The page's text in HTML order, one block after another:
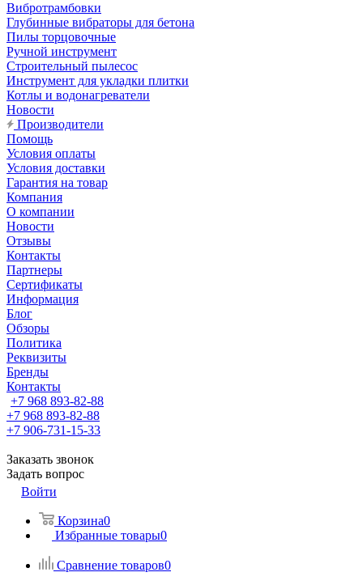
Вибротрамбовки
Глубинные вибраторы для бетона
Пилы торцовочные
Ручной инструмент
Строительный пылесос
Инструмент для укладки плитки
Котлы и водонагреватели
Новости
Производители
Помощь
Условия оплаты
Условия доставки
Гарантия на товар
Компания
О компании
Новости
Отзывы
Контакты
Партнеры
Сертификаты
Информация
Блог
Обзоры
Политика
Реквизиты
Бренды
Контакты
+7 968 893-82-88
+7 968 893-82-88
+7 906-731-15-33
Заказать звонок
Задать вопрос
Войти
Корзина0
Избранные товары0
Сравнение товаров0